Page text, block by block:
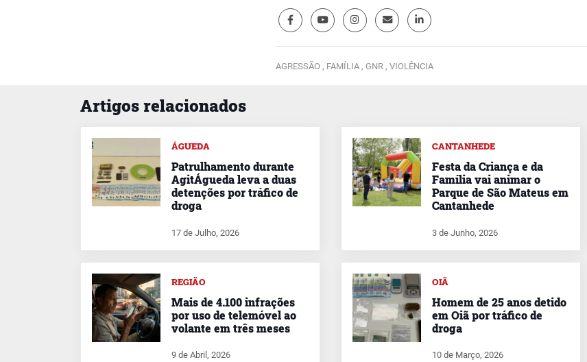
AGRESSÃO , FAMÍLIA , GNR , VIOLÊNCIA
Artigos relacionados
ÁGUEDA
Patrulhamento durante
AgitÁgueda leva a duas
detenções por tráfico de
droga
17 de Julho, 2026
CANTANHEDE
Festa da Criança e da
Família vai animar o
Parque de São Mateus em
Cantanhede
3 de Junho, 2026
REGIÃO
Mais de 4.100 infrações
por uso de telemóvel ao
volante em três meses
9 de Abril, 2026
OIÃ
Homem de 25 anos detido
em Oiã por tráfico de
droga
10 de Março, 2026